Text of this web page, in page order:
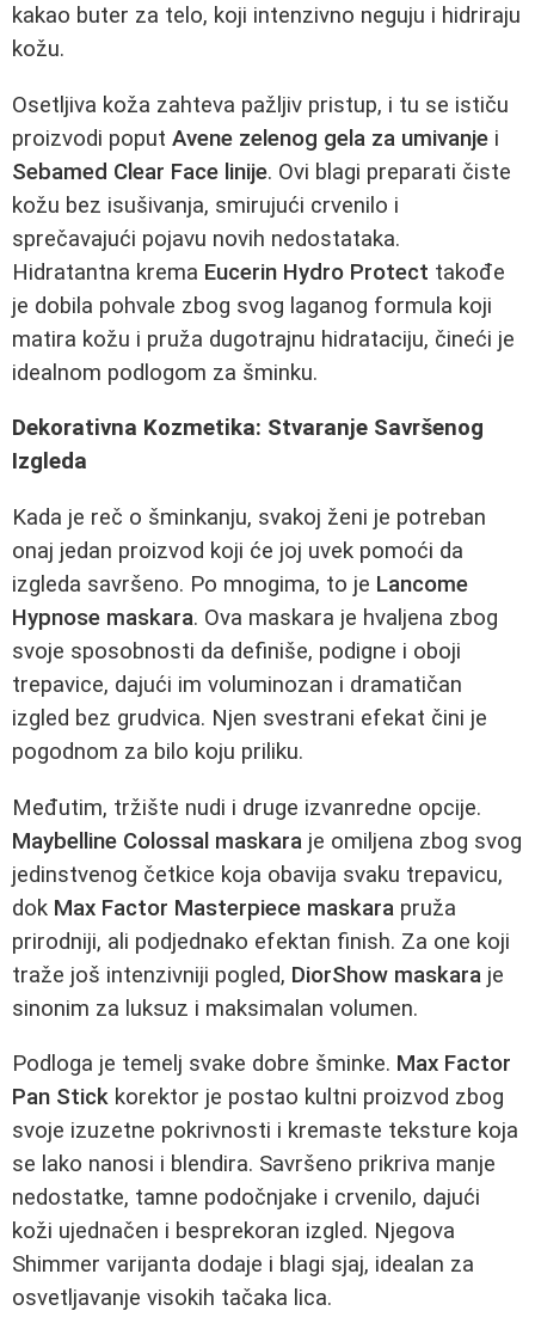
kakaо buter za telo, koji intenzivno neguju i hidriraju
kožu.
Osetljiva koža zahteva pažljiv pristup, i tu se ističu
proizvodi poput Avene zelenog gela za umivanje i
Sebamed Clear Face linije. Ovi blagi preparati čiste
kožu bez isušivanja, smirujući crvenilo i
sprečavajući pojavu novih nedostataka.
Hidratantna krema Eucerin Hydro Protect takođe
je dobila pohvale zbog svog laganog formula koji
matira kožu i pruža dugotrajnu hidrataciju, čineći je
idealnom podlogom za šminku.
Dekorativna Kozmetika: Stvaranje Savršenog
Izgleda
Kada je reč o šminkanju, svakoj ženi je potreban
onaj jedan proizvod koji će joj uvek pomoći da
izgleda savršeno. Po mnogima, to je Lancome
Hypnose maskara. Ova maskara je hvaljena zbog
svoje sposobnosti da definiše, podigne i oboji
trepavice, dajući im voluminozan i dramatičan
izgled bez grudvica. Njen svestrani efekat čini je
pogodnom za bilo koju priliku.
Međutim, tržište nudi i druge izvanredne opcije.
Maybelline Colossal maskara je omiljena zbog svog
jedinstvenog četkice koja obavija svaku trepavicu,
dok Max Factor Masterpiece maskara pruža
prirodniji, ali podjednako efektan finish. Za one koji
traže još intenzivniji pogled, DiorShow maskara je
sinonim za luksuz i maksimalan volumen.
Podloga je temelj svake dobre šminke. Max Factor
Pan Stick korektor je postao kultni proizvod zbog
svoje izuzetne pokrivnosti i kremaste teksture koja
se lako nanosi i blendira. Savršeno prikriva manje
nedostatke, tamne podočnjake i crvenilo, dajući
koži ujednačen i besprekoran izgled. Njegova
Shimmer varijanta dodaje i blagi sjaj, idealan za
osvetljavanje visokih tačaka lica.